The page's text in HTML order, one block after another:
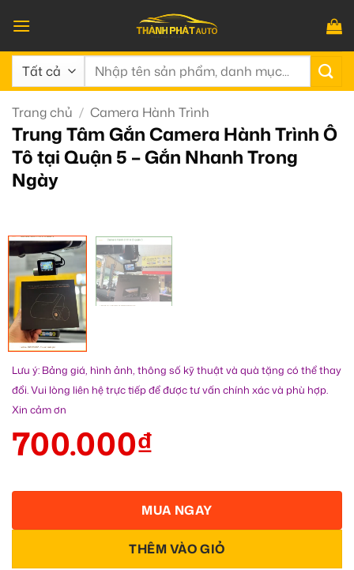
qua
nội
dung
Tìm
Trang chủ / Camera Hành Trình
Trung Tâm Gắn Camera Hành Trình Ô
Tô tại Quận 5 – Gắn Nhanh Trong
Ngày
Lưu ý: Bảng giá, hình ảnh, thông số kỹ thuật và quà tặng có thể thay
đổi. Vui lòng liên hệ trực tiếp để được tư vấn chính xác và phù hợp.
Xin cảm ơn
700.000₫
THÊM VÀO GIỎ
MUA NGAY